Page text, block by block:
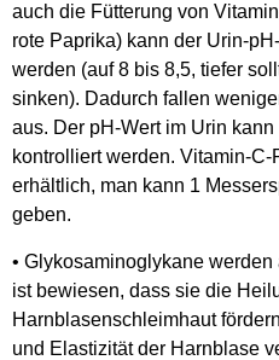
auch die Fütterung von
rote Paprika) kann der Urin-
werden (auf 8 bis 8,5, tiefer
sinken). Dadurch fallen
aus. Der pH-Wert im Urin
kontrolliert werden. Vitamin-
erhältlich, man kann 1
geben.
• Glykosaminoglykane
ist bewiesen, dass sie die
Harnblasenschleimhaut
und Elastizität der Harnblase